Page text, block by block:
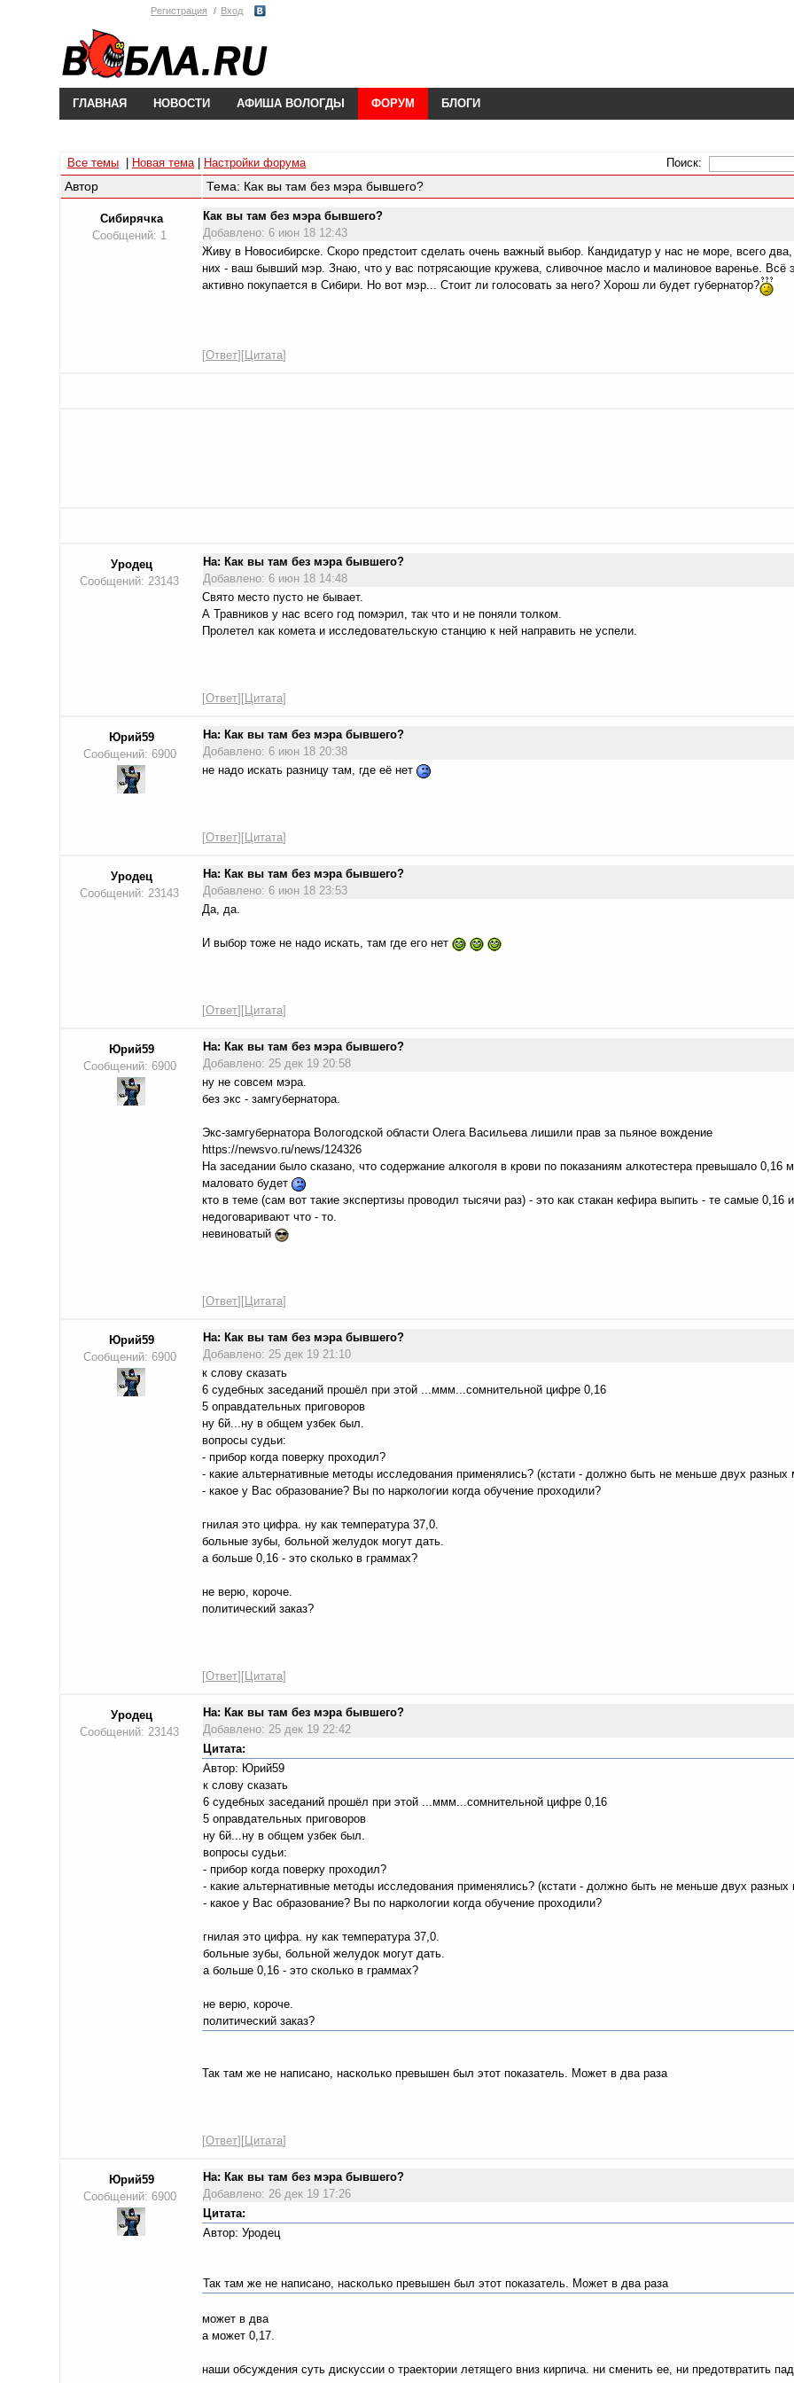
Регистрация Вход
ГЛАВНАЯ НОВОСТИ АФИША ВОЛОГДЫ ФОРУМ БЛОГИ
Все темы Новая тема| Настройки форума Поиск:
Автор Тема: Как вы там без мэра бывшего?
Сибирячка
Сообщений: 1
Как вы там без мэра бывшего?
Добавлено: 6 июн 18 12:43
Живу в Новосибирске. Скоро предстоит сделать очень важный выбор. Кандидатур у нас не море, всего
них - ваш бывший мэр. Знаю, что у вас потрясающие кружева, сливочное масло и малиновое варенье. Всё
активно покупается в Сибири. Но вот мэр... Стоит ли голосовать за него? Хорош ли будет губернатор?
[Ответ][Цитата]
Уродец
Сообщений: 23143
На: Как вы там без мэра бывшего?
Добавлено: 6 июн 18 14:48
Свято место пусто не бывает.
А Травников у нас всего год помэрил, так что и не поняли толком.
Пролетел как комета и исследовательскую станцию к ней направить не успели.
[Ответ][Цитата]
Юрий59
Сообщений: 6900
На: Как вы там без мэра бывшего?
Добавлено: 6 июн 18 20:38
не надо искать разницу там, где её нет
[Ответ][Цитата]
Уродец
Сообщений: 23143
На: Как вы там без мэра бывшего?
Добавлено: 6 июн 18 23:53
Да, да.
И выбор тоже не надо искать, там где его нет
[Ответ][Цитата]
Юрий59
Сообщений: 6900
На: Как вы там без мэра бывшего?
Добавлено: 25 дек 19 20:58
ну не совсем мэра.
без экс - замгубернатора.
Экс-замгубернатора Вологодской области Олега Васильева лишили прав за пьяное вождение
https://newsvo.ru/news/124326
На заседании было сказано, что содержание алкоголя в крови по показаниям алкотестера превышало 0,16
маловато будет
кто в теме (сам вот такие экспертизы проводил тысячи раз) - это как стакан кефира выпить - те самые 0,16
недоговаривают что - то.
невиноватый
[Ответ][Цитата]
Юрий59
Сообщений: 6900
На: Как вы там без мэра бывшего?
Добавлено: 25 дек 19 21:10
к слову сказать
6 судебных заседаний прошёл при этой ...ммм...сомнительной цифре 0,16
5 оправдательных приговоров
ну 6й...ну в общем узбек был.
вопросы судьи:
- прибор когда поверку проходил?
- какие альтернативные методы исследования применялись? (кстати - должно быть не меньше двух разных
- какое у Вас образование? Вы по наркологии когда обучение проходили?
гнилая это цифра. ну как температура 37,0.
больные зубы, больной желудок могут дать.
а больше 0,16 - это сколько в граммах?
не верю, короче.
политический заказ?
[Ответ][Цитата]
Уродец
Сообщений: 23143
На: Как вы там без мэра бывшего?
Добавлено: 25 дек 19 22:42
Цитата:
Автор: Юрий59
к слову сказать
6 судебных заседаний прошёл при этой ...ммм...сомнительной цифре 0,16
5 оправдательных приговоров
ну 6й...ну в общем узбек был.
вопросы судьи:
- прибор когда поверку проходил?
- какие альтернативные методы исследования применялись? (кстати - должно быть не меньше двух разных
- какое у Вас образование? Вы по наркологии когда обучение проходили?
гнилая это цифра. ну как температура 37,0.
больные зубы, больной желудок могут дать.
а больше 0,16 - это сколько в граммах?
не верю, короче.
политический заказ?
Так там же не написано, насколько превышен был этот показатель. Может в два раза
[Ответ][Цитата]
Юрий59
Сообщений: 6900
На: Как вы там без мэра бывшего?
Добавлено: 26 дек 19 17:26
Цитата:
Автор: Уродец
Так там же не написано, насколько превышен был этот показатель. Может в два раза
может в два
а может 0,17.
наши обсуждения суть дискуссии о траектории летящего вниз кирпича. ни сменить ее, ни предотвратить